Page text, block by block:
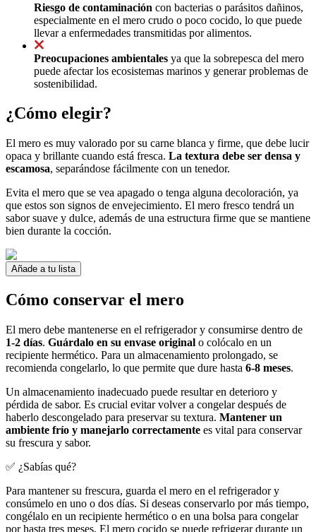
Riesgo de contaminación con bacterias o parásitos dañinos,
especialmente en el mero crudo o poco cocido, lo que puede
llevar a enfermedades transmitidas por alimentos.
Preocupaciones ambientales ya que la sobrepesca del mero
puede afectar los ecosistemas marinos y generar problemas de
sostenibilidad.
¿Cómo elegir?
El mero es muy valorado por su carne blanca y firme, que debe lucir
opaca y brillante cuando está fresca. La textura debe ser densa y
escamosa, separándose fácilmente con un tenedor.
Evita el mero que se vea apagado o tenga alguna decoloración, ya
que estos son signos de envejecimiento. El mero fresco tendrá un
sabor suave y dulce, además de una estructura firme que se mantiene
bien durante la cocción.
Añade a tu lista
Cómo conservar el mero
El mero debe mantenerse en el refrigerador y consumirse dentro de
1-2 días. Guárdalo en su envase original o colócalo en un
recipiente hermético. Para un almacenamiento prolongado, se
recomienda congelarlo, lo que permite que dure hasta 6-8 meses.
Un almacenamiento inadecuado puede resultar en deterioro y
pérdida de sabor. Es crucial evitar volver a congelar después de
haberlo descongelado para preservar su textura. Mantener un
ambiente frío y manejarlo correctamente es vital para conservar
su frescura y sabor.
✅ ¿Sabías qué?
Para mantener su frescura, guarda el mero en el refrigerador y
consúmelo en uno o dos días. Si deseas conservarlo por más tiempo,
congélalo en un recipiente hermético o en una bolsa para congelar
por hasta tres meses. El mero cocido se puede refrigerar durante un